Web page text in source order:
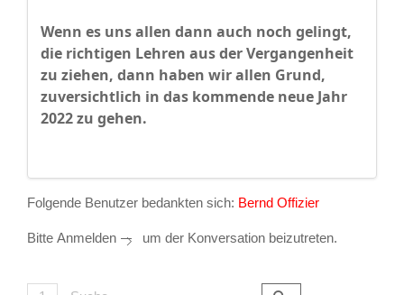
Wenn es uns allen dann auch noch gelingt,
die richtigen Lehren aus der Vergangenheit
zu ziehen, dann haben wir allen Grund,
zuversichtlich in das kommende neue Jahr
2022 zu gehen.
Folgende Benutzer bedankten sich: Bernd Offizier
Bitte Anmelden um der Konversation beizutreten.